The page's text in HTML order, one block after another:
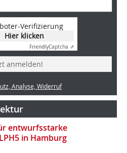
Verifizierung
Hier klicken
FriendlyCaptcha ⇗
anmelden!
Analyse, Widerruf
entwurfsstarke
in Hamburg